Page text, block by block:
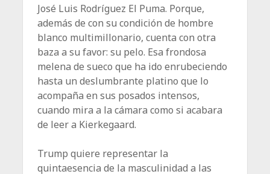
José Luis Rodríguez El Puma. Porque,
además de con su condición de hombre
blanco multimillonario, cuenta con otra
baza a su favor: su pelo. Esa frondosa
melena de sueco que ha ido enrubeciendo
hasta un deslumbrante platino que lo
acompaña en sus posados intensos,
cuando mira a la cámara como si acabara
de leer a Kierkegaard.
Trump quiere representar la
quintaesencia de la masculinidad a las